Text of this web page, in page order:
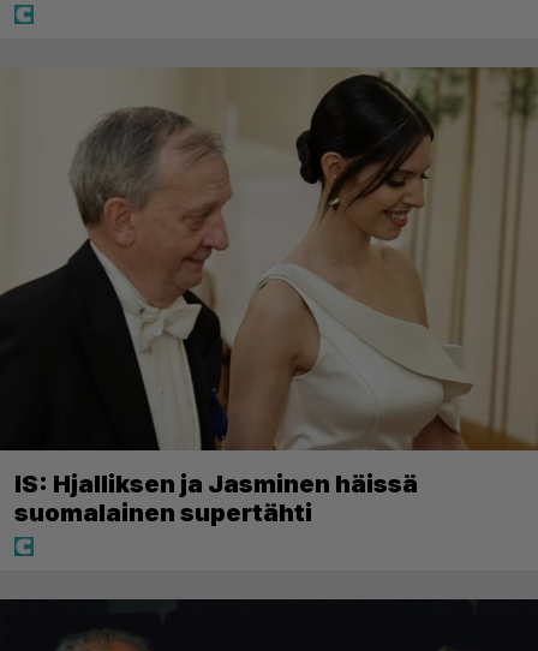
IS: Hjalliksen ja Jasminen häissä
suomalainen supertähti